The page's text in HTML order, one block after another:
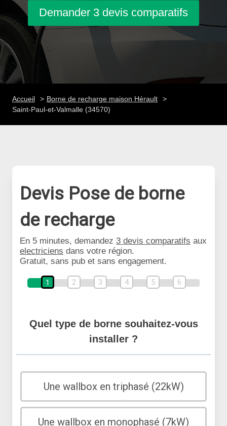
Demander 3 devis comparatifs
Accueil
Borne de recharge maison Hérault
Saint-Paul-et-Valmalle (34570)
Devis Pose de borne
de recharge
En 5 minutes, demandez 3 devis comparatifs aux
electriciens dans votre région.
Gratuit, sans pub et sans engagement.
1 2 3 4 5 6
Quel type de borne souhaitez-vous
installer ?
Une wallbox en triphasé (22kW)
Une wallbox en monophasé (7kW)